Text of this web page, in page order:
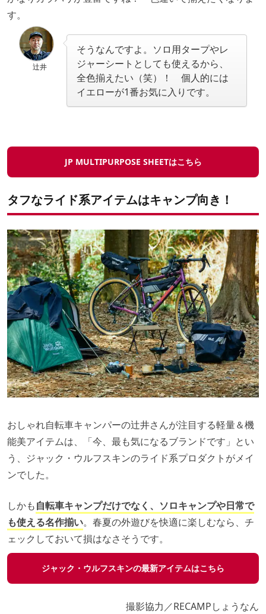
す。
辻井
そうなんですよ。ソロ用タープやレ
ジャーシートとしても使えるから、
全色揃えたい（笑）！ 個人的には
イエローが1番お気に入りです。
JP MULTIPURPOSE SHEETはこちら
タフなライド系アイテムはキャンプ向き！
おしゃれ自転車キャンパーの辻井さんが注目する軽量＆機
能美アイテムは、「今、最も気になるブランドです」とい
う、ジャック・ウルフスキンのライド系プロダクトがメイ
ンでした。
しかも自転車キャンプだけでなく、ソロキャンプや日常で
も使える名作揃い。春夏の外遊びを快適に楽しむなら、チ
ェックしておいて損はなさそうです。
ジャック・ウルフスキンの最新アイテムはこちら
撮影協力／RECAMPしょうなん